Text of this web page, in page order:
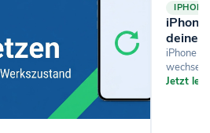
IPHONE
deine
iPhone
Jetzt